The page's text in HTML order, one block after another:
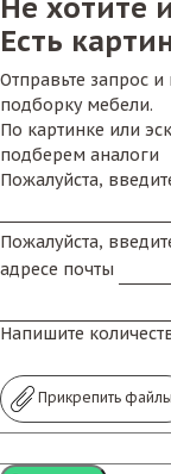
Не хотите
Есть
Отправьте запрос
подборку мебели.
По картинке или
подберем аналоги
Пожалуйста,
Пожалуйста,
адресе почты
Напишите
Прикрепить файлы